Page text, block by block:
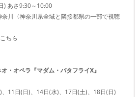
) あさ9:30～10:00
川〈神奈川県全域と隣接都県の一部で視聴
ちら
・オペラ『マダム・バタフライX』
11日(日)、14日(水)、17日(土)、18日(日)